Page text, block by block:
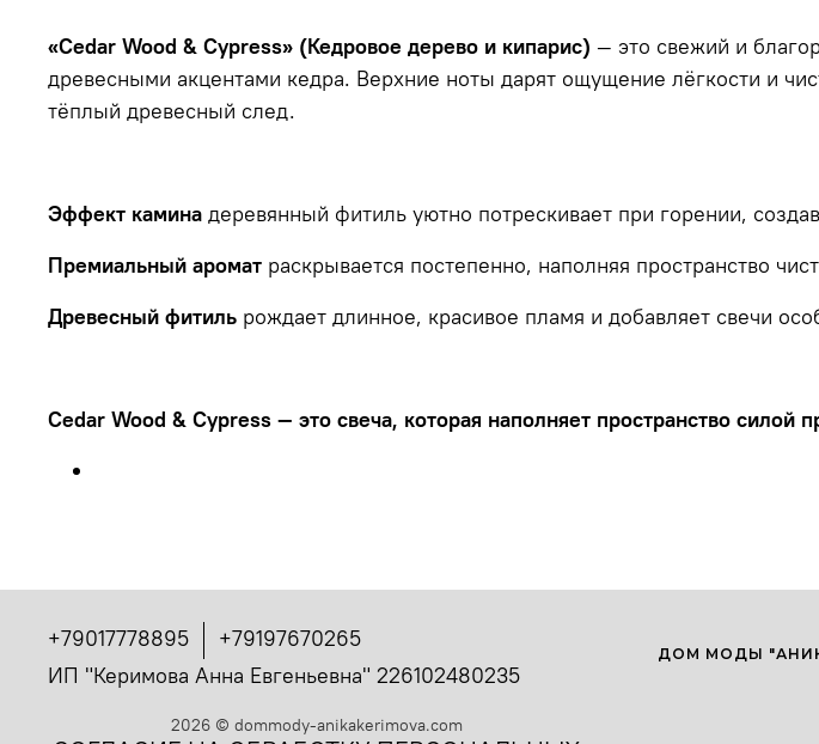
«Cedar Wood & Cypress» (Кедровое дерево и кипарис) — это свежий и
древесными акцентами кедра. Верхние ноты дарят ощущение лёгкости и
тёплый древесный след.
Эффект камина деревянный фитиль уютно потрескивает при горении,
Премиальный аромат раскрывается постепенно, наполняя пространство
Древесный фитиль рождает длинное, красивое пламя и добавляет свечи
Cedar Wood & Cypress — это свеча, которая наполняет пространство
+79017778895
+79197670265
ИП "Керимова Анна Евгеньевна" 226102480235
ДОМ МОДЫ
2026 © dommody-anikakerimova.com